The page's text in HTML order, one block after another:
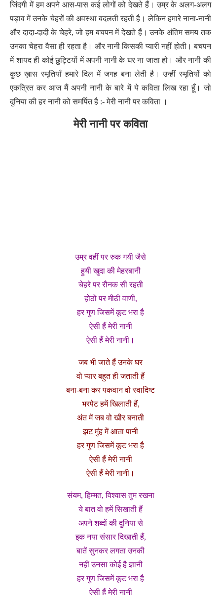
जिंदगी में हम अपने आस-पास कई लोगों को देखते हैं। उम्र के अलग-अलग
पड़ाव में उनके चेहरों की अवस्था बदलती रहती है। लेकिन हमारे नाना-नानी
और दादा-दादी के चेहरे, जो हम बचपन में देखते हैं। उनके अंतिम समय तक
उनका चेहरा वैसा ही रहता है। और नानी किसकी प्यारी नहीं होती। बचपन
में शायद ही कोई छुट्टियों में अपनी नानी के घर ना जाता हो। और नानी की
कुछ ख़ास स्मृतियाँ हमारे दिल में जगह बना लेती है। उन्हीं स्मृतियों को
एकत्रित कर आज मैं अपनी नानी के बारे में ये कविता लिख रहा हूँ। जो
दुनिया की हर नानी को समर्पित है :- मेरी नानी पर कविता ।
मेरी नानी पर कविता
उम्र वहीं पर रुक गयी जैसे
हुयी खुदा की मेहरबानी
चेहरे पर रौनक सी रहती
होठों पर मीठी वाणी,
हर गुण जिसमें कूट भरा है
ऐसी हैं मेरी नानी
ऐसी हैं मेरी नानी।
जब भी जाते हैं उनके घर
वो प्यार बहुत ही जताती हैं
बना-बना कर पकवान वो स्वादिष्ट
भरपेट हमें खिलाती हैं,
अंत में जब वो खीर बनाती
झट मुंह में आता पानी
हर गुण जिसमें कूट भरा है
ऐसी हैं मेरी नानी
ऐसी हैं मेरी नानी।
संयम, हिम्मत, विश्वास तुम रखना
ये बात वो हमें सिखाती हैं
अपने शब्दों की दुनिया से
इक नया संसार दिखाती हैं,
बातें सुनकर लगता उनकी
नहीं उनसा कोई है ज्ञानी
हर गुण जिसमें कूट भरा है
ऐसी हैं मेरी नानी